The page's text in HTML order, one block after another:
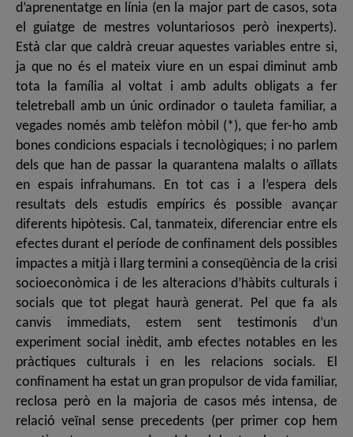
d’aprenentatge en línia (en la major part de casos, sota
el guiatge de mestres voluntariosos però inexperts).
Està clar que caldrà creuar aquestes variables entre si,
ja que no és el mateix viure en un espai diminut amb
tota la família al voltat i amb adults obligats a fer
teletreball amb un únic ordinador o tauleta familiar, a
vegades només amb telèfon mòbil (*), que fer-ho amb
bones condicions espacials i tecnològiques; i no parlem
dels que han de passar la quarantena malalts o aïllats
en espais infrahumans. En tot cas i a l’espera dels
resultats dels estudis empírics és possible avançar
diferents hipòtesis. Cal, tanmateix, diferenciar entre els
efectes durant el període de confinament dels possibles
impactes a mitjà i llarg termini a conseqüència de la crisi
socioeconòmica i de les alteracions d’hàbits culturals i
socials que tot plegat haurà generat. Pel que fa als
canvis immediats, estem sent testimonis d’un
experiment social inèdit, amb efectes notables en les
pràctiques culturals i en les relacions socials. El
confinament ha estat un gran propulsor de vida familiar,
reclosa però en la majoria de casos més intensa, de
relació veïnal sense precedents (per primer cop hem